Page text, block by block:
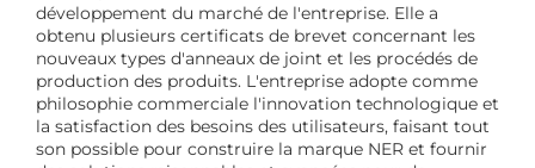
développement du marché de l'entreprise. Elle a
obtenu plusieurs certificats de brevet concernant les
nouveaux types d'anneaux de joint et les procédés de
production des produits. L'entreprise adopte comme
philosophie commerciale l'innovation technologique et
la satisfaction des besoins des utilisateurs, faisant tout
son possible pour construire la marque NER et fournir